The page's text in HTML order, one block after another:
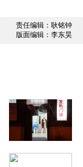
责任编辑：耿铭钟
版面编辑：李东昊